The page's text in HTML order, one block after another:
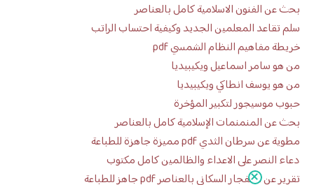
بحث عن الفنون الاسلامية كامل بالعناصر
سلم تقاعد المعلمين الجديد وكيفية احتساب الراتب
خريطة مفاهيم النظام الشمسي pdf
من هو سامر اسماعيل ويكيبيديا
من هو يوسف انطاكي ويكيبيديا
حبوب موسيجور لتكبير المؤخرة
بحث عن المنمنمات الإسلامية كامل بالعناصر
مطوية عن سرطان الثدي pdf مميزة جاهزة للطباعة
دعاء النصر على الاعداء والظالمين كامل مكتوب
تقرير عن الانفجار السكاني بالعناصر pdf جاهز للطباعة